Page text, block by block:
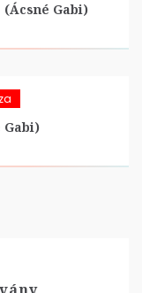
Gabi)
Gabi)